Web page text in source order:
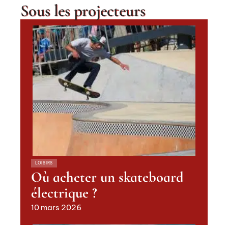
Sous les projecteurs
LOISIRS
Où acheter un skateboard
électrique ?
10 mars 2026